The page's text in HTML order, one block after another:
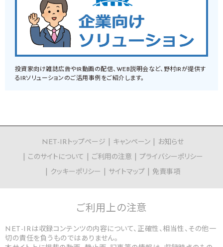
投資家向け雑誌広告やIR動画の配信、WEB説明会など、野村IRが提供す
るIRソリューションのご活用事例をご紹介します。
NET-IRトップページ キャンペーン
お知らせ
このサイトについて
ご利用の注意
プライバシーポリシー
クッキーポリシー
サイトマップ 免責事項
ご利用上の注意
NET-IRは収録コンテンツの内容について、正確性、相当性、その他一
切の責任を負うものではありません。